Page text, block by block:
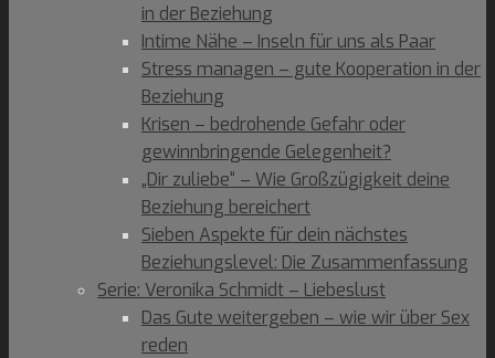
in der Beziehung
Intime Nähe – Inseln für uns als Paar
Stress managen – gute Kooperation in der
Beziehung
Krisen – bedrohende Gefahr oder
gewinnbringende Gelegenheit?
„Dir zuliebe“ – Wie Großzügigkeit deine
Beziehung bereichert
Sieben Aspekte für dein nächstes
Beziehungslevel: Die Zusammenfassung
Serie: Veronika Schmidt – Liebeslust
Das Gute weitergeben – wie wir über Sex
reden